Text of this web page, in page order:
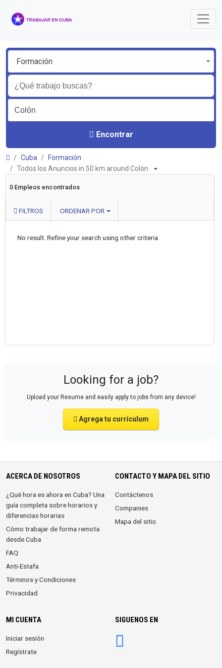
Formación
Encontrar
Cuba
Formación
Todos los Anuncios in 50 km around Colón
0 Empleos encontrados
FILTROS ORDENAR POR
No result. Refine your search using other criteria.
Looking for a job?
Upload your Resume and easily apply to jobs from any device!
Agrega tu currículum
ACERCA DE NOSOTROS
¿Qué hora es ahora en Cuba? Una
guía completa sobre horarios y
diferencias horarias
Cómo trabajar de forma remota
desde Cuba
FAQ
Anti-Estafa
Términos y Condiciones
Privacidad
CONTACTO Y MAPA DEL SITIO
Contáctenos
Companies
Mapa del sitio
MI CUENTA
Iniciar sesión
Regístrate
SIGUENOS EN